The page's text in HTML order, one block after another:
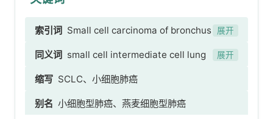
索引词 Small cell carcinoma of bronchus or
lung、支气管或肺小细胞癌、未特指部位的小细胞
中间细胞肺癌、未特指部位的小细胞梭形细胞肺
癌、未特指部位的燕麦细胞癌 [possible
translation]、支气管小细胞癌、肺小细胞癌、合
并小细胞肺癌
展开
同义词 small cell intermediate cell lung
carcinoma of unspecified site、small cell
fusiform cell lung carcinoma of unspecified
site、oat cell carcinoma of unspecified site
展开
缩写 SCLC、小细胞肺癌
别名 小细胞型肺癌、燕麦细胞型肺癌